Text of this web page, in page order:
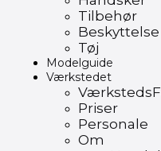
Tilbehør
Beskyttelse
Tøj
Modelguide
Værkstedet
Priser
Personale
Om